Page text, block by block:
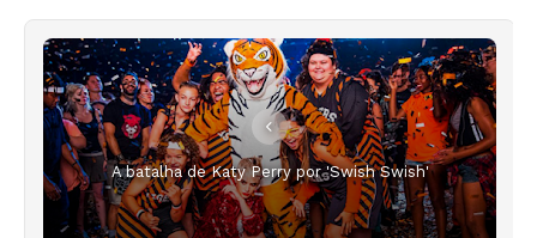
A batalha de Katy Perry por 'Swish Swish'